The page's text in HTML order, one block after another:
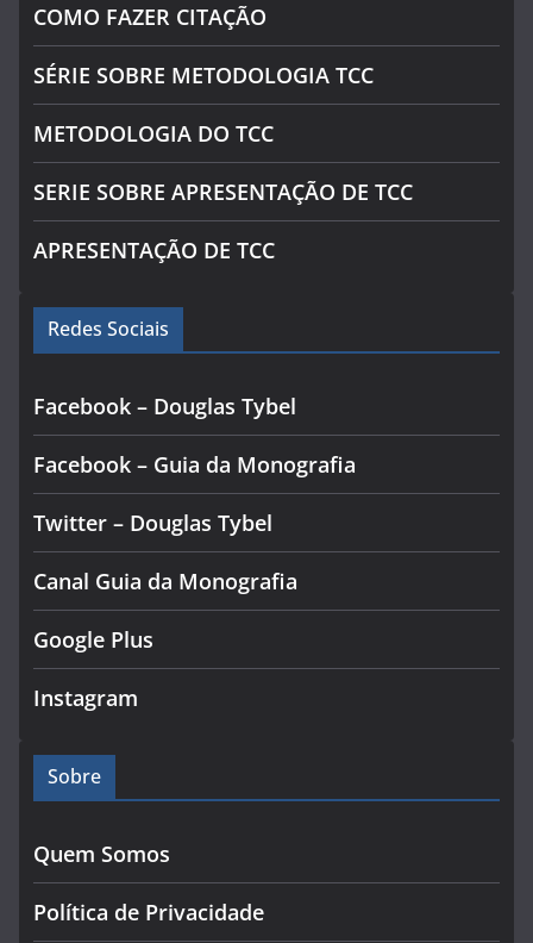
COMO FAZER CITAÇÃO
SÉRIE SOBRE METODOLOGIA TCC
METODOLOGIA DO TCC
SERIE SOBRE APRESENTAÇÃO DE TCC
APRESENTAÇÃO DE TCC
Redes Sociais
Facebook – Douglas Tybel
Facebook – Guia da Monografia
Twitter – Douglas Tybel
Canal Guia da Monografia
Google Plus
Instagram
Sobre
Quem Somos
Política de Privacidade